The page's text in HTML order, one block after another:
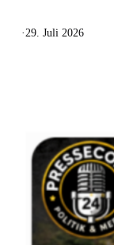
·29. Juli 2026